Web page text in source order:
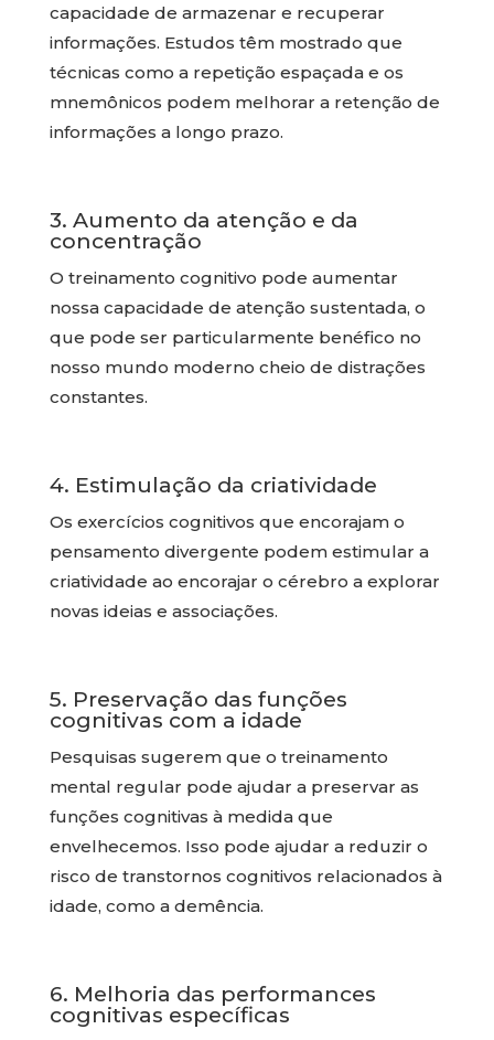
capacidade de armazenar e recuperar
informações. Estudos têm mostrado que
técnicas como a repetição espaçada e os
mnemônicos podem melhorar a retenção de
informações a longo prazo.
3. Aumento da atenção e da
concentração
O treinamento cognitivo pode aumentar
nossa capacidade de atenção sustentada, o
que pode ser particularmente benéfico no
nosso mundo moderno cheio de distrações
constantes.
4. Estimulação da criatividade
Os exercícios cognitivos que encorajam o
pensamento divergente podem estimular a
criatividade ao encorajar o cérebro a explorar
novas ideias e associações.
5. Preservação das funções
cognitivas com a idade
Pesquisas sugerem que o treinamento
mental regular pode ajudar a preservar as
funções cognitivas à medida que
envelhecemos. Isso pode ajudar a reduzir o
risco de transtornos cognitivos relacionados à
idade, como a demência.
6. Melhoria das performances
cognitivas específicas